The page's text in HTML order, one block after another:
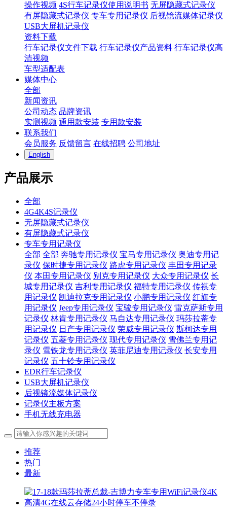
操作视频 4S行车记录仪使用说明书 无屏隐藏式记录仪
有屏隐藏式记录仪 专车专用记录仪 后视镜流媒体记录仪
USB大屏机记录仪
资料下载
行车记录仪文件下载 行车记录仪产品资料 行车记录仪高
清视频
车型适配表
媒体中心
全部
新闻资讯
公司动态 品牌资讯
实测视频 通用款安装 专用款安装
联系我们
会员服务 反馈留言 在线招聘 公司地址
English
产品展示
全部
4G4K4S记录仪
无屏隐藏式记录仪
有屏隐藏式记录仪
专车专用记录仪
全部 全部 奔驰专用记录仪 宝马专用记录仪 奥迪专用记
录仪 保时捷专用记录仪 路虎专用记录仪 丰田专用记录
仪 本田专用记录仪 别克专用记录仪 大众专用记录仪 长
城专用记录仪 吉利专用记录仪 福特专用记录仪 传祺专
用记录仪 凯迪拉克专用记录仪 小鹏专用记录仪 红旗专
用记录仪 Jeep专用记录仪 宝骏专用记录仪 雷克萨斯专用
记录仪 林肯专用记录仪 马自达专用记录仪 玛莎拉蒂专
用记录仪 日产专用记录仪 荣威专用记录仪 斯柯达专用
记录仪 五菱专用记录仪 现代专用记录仪 雪佛兰专用记
录仪 雪铁龙专用记录仪 英菲尼迪专用记录仪 长安专用
记录仪 五十铃专用记录仪
EDR行车记录仪
USB大屏机记录仪
后视镜流媒体记录仪
记录仪主板方案
手机无线充电器
推荐
热门
最新